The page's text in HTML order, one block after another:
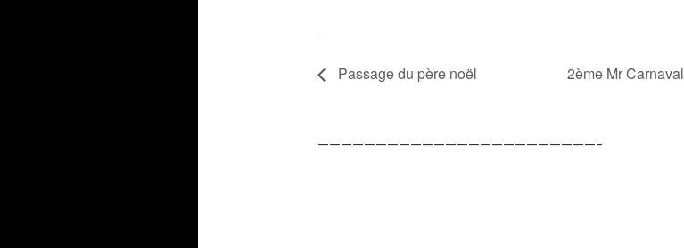
Passage du père noël 2ème Mr Carnaval
————————————————————————–